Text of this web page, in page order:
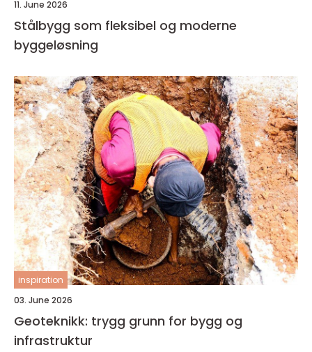
11. June 2026
Stålbygg som fleksibel og moderne
byggeløsning
inspiration
03. June 2026
Geoteknikk: trygg grunn for bygg og
infrastruktur